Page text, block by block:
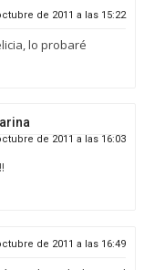
de 2011 a las 15:22
lo probaré
de 2011 a las 16:03
de 2011 a las 16:49